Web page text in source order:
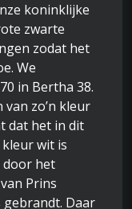
koninklijke
zwarte
zodat het
We
in Bertha 38.
van zo’n kleur
dat het in dit
wit is
door het
Prins
Daar